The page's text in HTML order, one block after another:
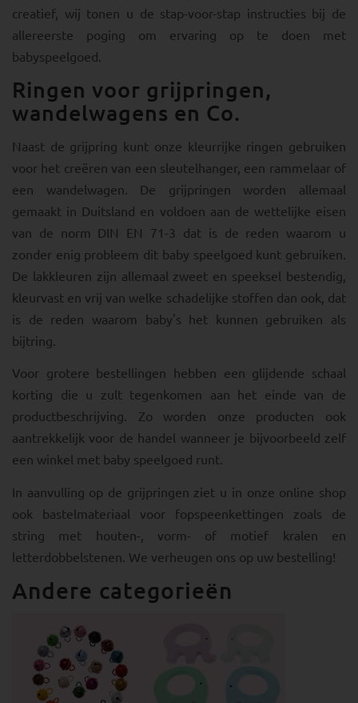
creatief, wij tonen u de stap-voor-stap instructies bij de
allereerste poging om ervaring op te doen met
babyspeelgoed.
Ringen voor grijpringen,
wandelwagens en Co.
Naast de grijpring kunt onze kleurrijke ringen gebruiken
voor het creëren van een sleutelhanger, een rammelaar of
een wandelwagen. De grijpringen worden allemaal
gemaakt in Duitsland en voldoen aan de wettelijke eisen
van de norm DIN EN 71-3 dat is de reden waarom u
zonder enig probleem dit baby speelgoed kunt gebruiken.
De lakkleuren zijn allemaal zweet en speeksel bestendig,
kleurvast en vrij van welke schadelijke stoffen dan ook, dat
is de reden waarom baby's het kunnen gebruiken als
bijtring.
Voor grotere bestellingen hebben een glijdende schaal
korting die u zult tegenkomen aan het einde van de
productbeschrijving. Zo worden onze producten ook
aantrekkelijk voor de handel wanneer je bijvoorbeeld zelf
een winkel met baby speelgoed runt.
In aanvulling op de grijpringen ziet u in onze online shop
ook bastelmateriaal voor fopspeenkettingen zoals de
string met houten-, vorm- of motief kralen en
letterdobbelstenen. We verheugen ons op uw bestelling!
Andere categorieën